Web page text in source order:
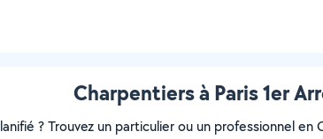
Charpentiers à Paris 1er
? Trouvez un particulier ou un professionnel